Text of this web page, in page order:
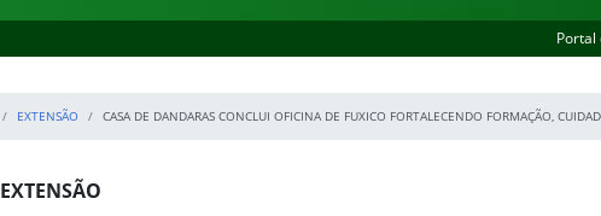
Portal
EXTENSÃO CASA DE DANDARAS CONCLUI OFICINA DE FUXICO FORTALECENDO FORMAÇÃO,
Início do conteúdo
EXTENSÃO